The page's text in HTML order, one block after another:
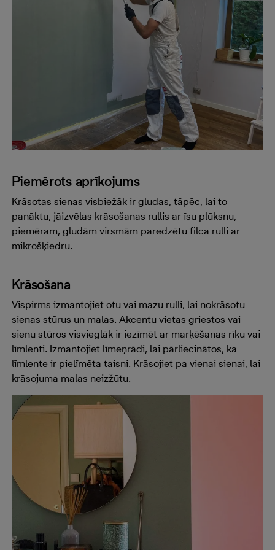
Piemērots aprīkojums
Krāsotas sienas visbiežāk ir gludas, tāpēc, lai to
panāktu, jāizvēlas krāsošanas rullis ar īsu plūksnu,
piemēram, gludām virsmām paredzētu filca rulli ar
mikrošķiedru.
Krāsošana
Vispirms izmantojiet otu vai mazu rulli, lai nokrāsotu
sienas stūrus un malas. Akcentu vietas griestos vai
sienu stūros visvieglāk ir iezīmēt ar marķēšanas rīku vai
līmlenti. Izmantojiet līmeņrādi, lai pārliecinātos, ka
līmlente ir pielīmēta taisni. Krāsojiet pa vienai sienai, lai
krāsojuma malas neizžūtu.